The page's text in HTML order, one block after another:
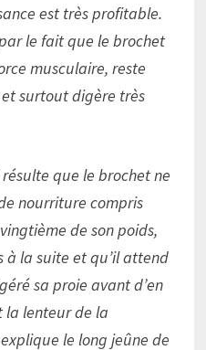
est très profitable.
le fait que le brochet
musculaire, reste
surtout digère très
résulte que le brochet ne
nourriture compris
de son poids,
à la suite et qu’il attend
sa proie avant d’en
la lenteur de la
le long jeûne de